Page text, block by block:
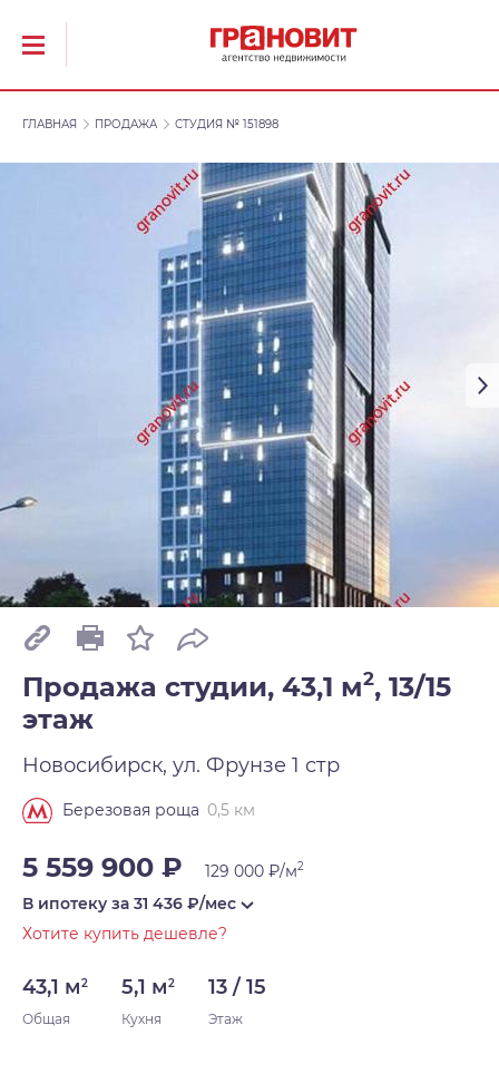
ГЛАВНАЯ ПРОДАЖА СТУДИЯ № 151898
Продажа студии, 43,1 м2, 13/15
этаж
Новосибирск, ул. Фрунзе 1 стр
Березовая роща 0,5 км
5 559 900 ₽ 129 000 ₽/м2
В ипотеку за 31 436 ₽/мес
Хотите купить дешевле?
43,1 м2
Общая
5,1 м2
Кухня
13 / 15
Этаж